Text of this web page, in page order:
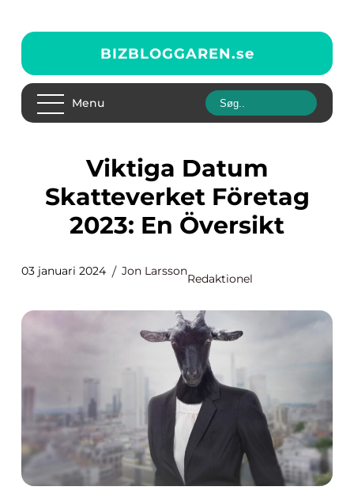
BIZBLOGGAREN.se
Menu
Viktiga Datum
Skatteverket Företag
2023: En Översikt
03 januari 2024 Jon Larsson
Redaktionel